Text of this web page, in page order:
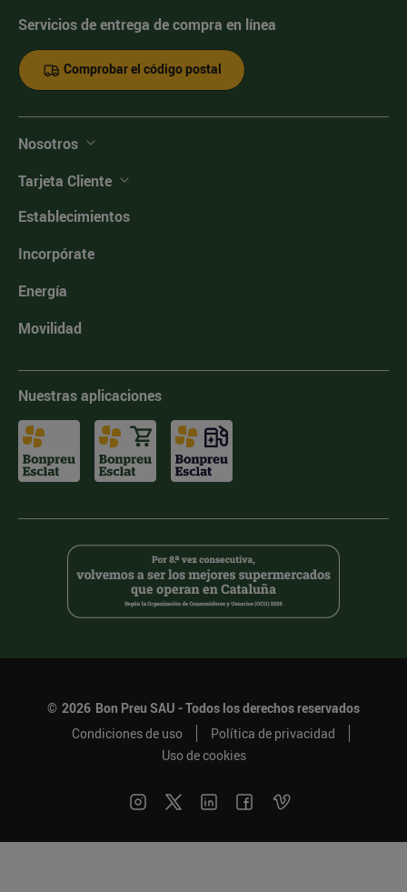
Servicios de entrega de compra en línea
Comprobar el código postal
Nosotros
Tarjeta Cliente
Establecimientos
Incorpórate
Energía
Movilidad
Nuestras aplicaciones
© 2026 Bon Preu SAU - Todos los derechos reservados
Condiciones de uso
Política de privacidad
Uso de cookies